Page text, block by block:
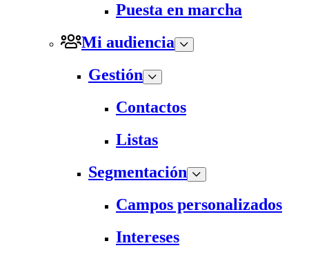
Puesta en marcha
Mi audiencia
Gestión
Contactos
Listas
Segmentación
Campos personalizados
Intereses